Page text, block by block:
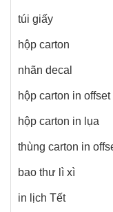
túi giấy
hộp carton
nhãn decal
hộp carton in offset
hộp carton in lụa
thùng carton in
bao thư lì xì
in lịch Tết